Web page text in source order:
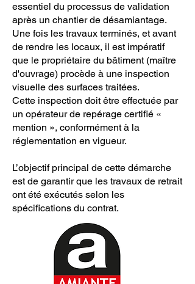
essentiel du processus de validation
après un chantier de désamiantage.
Une fois les travaux terminés, et avant
de rendre les locaux, il est impératif
que le propriétaire du bâtiment (maître
d'ouvrage) procède à une inspection
visuelle des surfaces traitées.
Cette inspection doit être effectuée par
un opérateur de repérage certifié «
mention », conformément à la
réglementation en vigueur.
L’objectif principal de cette démarche
est de garantir que les travaux de retrait
ont été exécutés selon les
spécifications du contrat.